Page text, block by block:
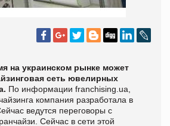
на украинском рынке может
сеть ювелирных
По информации franchising.ua,
компания разработала в
ведутся переговоры с
Сейчас в сети этой